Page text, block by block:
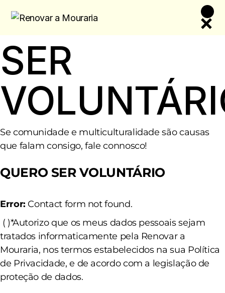
the
SER
Se comunidade e multiculturalidade são causas
que falam consigo, fale connosco!
QUERO SER VOLUNTÁRIO
Error: Contact form not found.
( )*Autorizo que os meus dados pessoais sejam
tratados informaticamente pela Renovar a
Mouraria, nos termos estabelecidos na sua Política
de Privacidade, e de acordo com a legislação de
proteção de dados.